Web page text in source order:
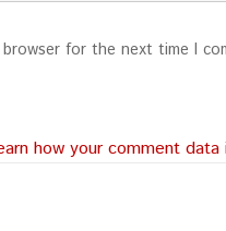
for the next time I
how your comment